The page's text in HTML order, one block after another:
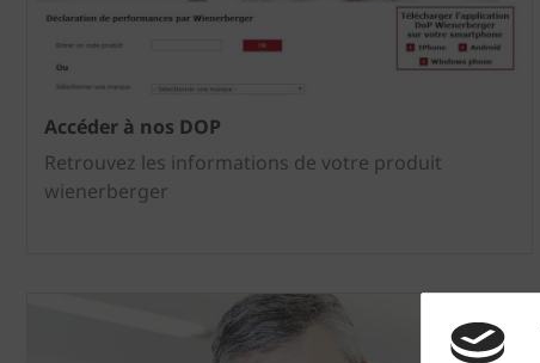
Accéder à nos DOP
Retrouvez les informations de votre produit
wienerberger